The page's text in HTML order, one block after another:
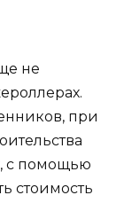
не
при
с помощью
стоимость